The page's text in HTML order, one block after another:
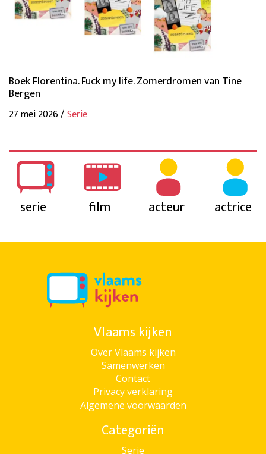
Boek Florentina. Fuck my life. Zomerdromen van Tine
Bergen
27 mei 2026 /Serie
serie film acteur actrice
Vlaams kijken
Over Vlaams kijken
Samenwerken
Contact
Privacy verklaring
Algemene voorwaarden
Categoriën
Serie